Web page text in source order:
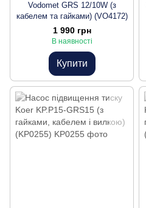
Vodomet GRS 12/10W (з
кабелем та гайками) (VO4172)
1 990 грн
В наявності
Купити